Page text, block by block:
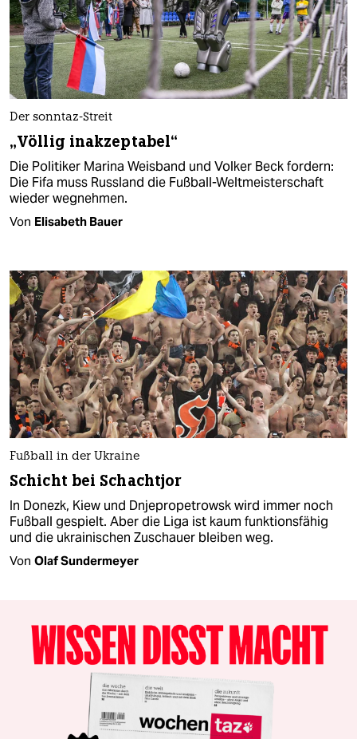
Der sonntaz-Streit
„Völlig inakzeptabel“
Die Politiker Marina Weisband und Volker Beck fordern:
Die Fifa muss Russland die Fußball-Weltmeisterschaft
wieder wegnehmen.
Von Elisabeth Bauer
Fußball in der Ukraine
Schicht bei Schachtjor
In Donezk, Kiew und Dnjepropetrowsk wird immer noch
Fußball gespielt. Aber die Liga ist kaum funktionsfähig
und die ukrainischen Zuschauer bleiben weg.
Von Olaf Sundermeyer